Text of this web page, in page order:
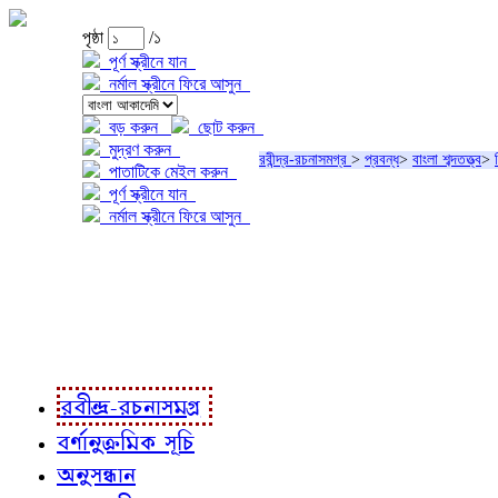
পৃষ্ঠা
/১
পূর্ণ স্ক্রীনে যান
নর্মাল স্ক্রীনে ফিরে আসুন
বড় করুন
ছোট করুন
মুদ্রণ করুন
পাতাটিকে মেইল করুন
পূর্ণ স্ক্রীনে যান
নর্মাল স্ক্রীনে ফিরে আসুন
রবীন্দ্র-রচনাসমগ্র > প্রবন্ধ> বাংলা শব্দতত্ত্ব>
রবীন্দ্র-রচনাসমগ্র
বর্ণানুক্রমিক সূচি
অনুসন্ধান